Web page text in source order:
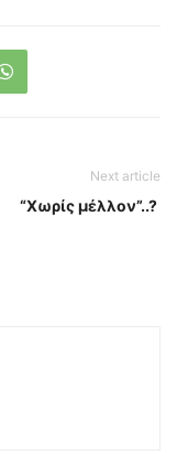
Next article
“Χωρίς μέλλον”..?